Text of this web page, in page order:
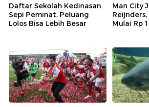
Daftar Sekolah Kedinasan
Sepi Peminat, Peluang
Lolos Bisa Lebih Besar
Man City
Mulai Rp